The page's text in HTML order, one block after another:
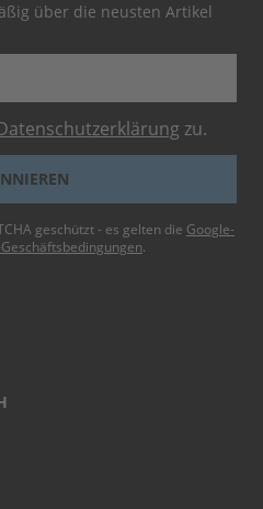
über die neusten Artikel
zu.
geschützt - es gelten die Google-
.